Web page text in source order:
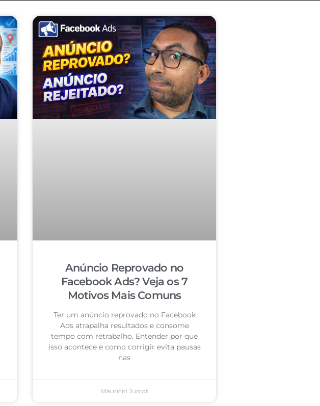
Anúncio Reprovado no
Facebook Ads? Veja os 7
Motivos Mais Comuns
Ter um anúncio reprovado no Facebook
Ads atrapalha resultados e consome
tempo com retrabalho. Entender por que
isso acontece e como corrigir evita pausas
nas
Mauricio Junior